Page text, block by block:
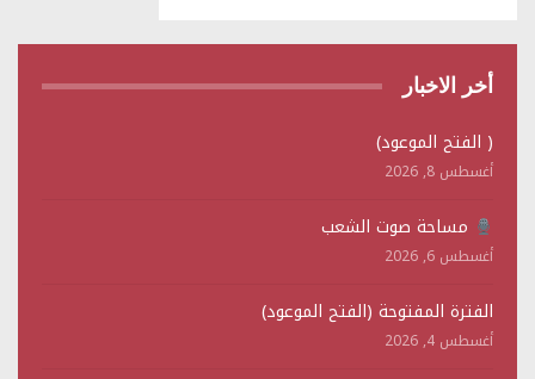
أخر الاخبار
( الفتح الموعود)
أغسطس 8, 2026
مساحة صوت الشعب
أغسطس 6, 2026
الفترة المفتوحة (الفتح الموعود)
أغسطس 4, 2026